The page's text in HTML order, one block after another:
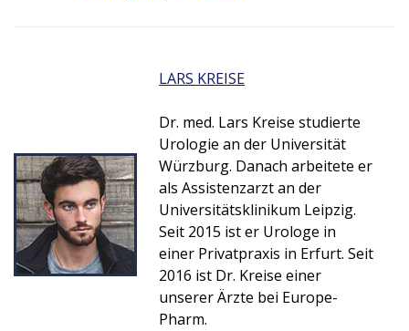
LARS KREISE
Dr. med. Lars Kreise studierte
Urologie an der Universität
Würzburg. Danach arbeitete er
als Assistenzarzt an der
Universitätsklinikum Leipzig.
Seit 2015 ist er Urologe in
einer Privatpraxis in Erfurt. Seit
2016 ist Dr. Kreise einer
unserer Ärzte bei Europe-
Pharm.